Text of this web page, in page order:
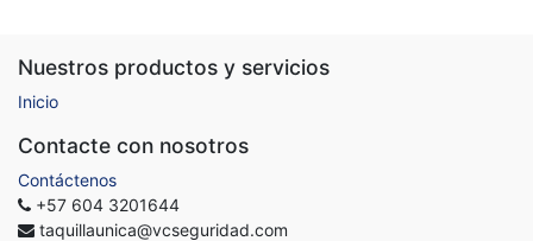
Nuestros productos y servicios
Inicio
Contacte con nosotros
Contáctenos
+57 604 3201644
taquillaunica@vcseguridad.com